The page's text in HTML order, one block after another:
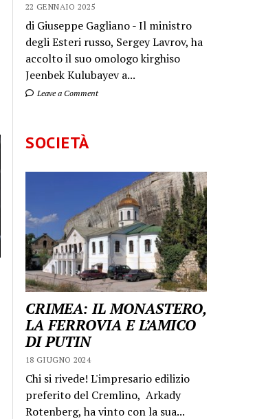
22 GENNAIO 2025
di Giuseppe Gagliano - Il ministro
degli Esteri russo, Sergey Lavrov, ha
accolto il suo omologo kirghiso
Jeenbek Kulubayev a...
Leave a Comment
SOCIETÀ
CRIMEA: IL MONASTERO,
LA FERROVIA E L’AMICO
DI PUTIN
18 GIUGNO 2024
Chi si rivede! L'impresario edilizio
preferito del Cremlino, Arkady
Rotenberg, ha vinto con la sua...